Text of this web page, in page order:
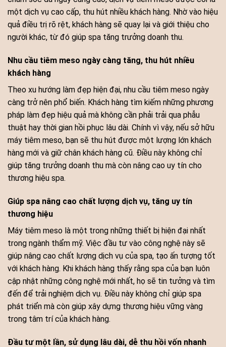
một dịch vụ cao cấp, thu hút nhiều khách hàng. Nhờ vào hiệu
quả điều trị rõ rệt, khách hàng sẽ quay lại và giới thiệu cho
người khác, từ đó giúp spa tăng trưởng doanh thu.
Nhu cầu tiêm meso ngày càng tăng, thu hút nhiều
khách hàng
Theo xu hướng làm đẹp hiện đại, nhu cầu tiêm meso ngày
càng trở nên phổ biến. Khách hàng tìm kiếm những phương
pháp làm đẹp hiệu quả mà không cần phải trải qua phẫu
thuật hay thời gian hồi phục lâu dài. Chính vì vậy, nếu sở hữu
máy tiêm meso, bạn sẽ thu hút được một lượng lớn khách
hàng mới và giữ chân khách hàng cũ. Điều này không chỉ
giúp tăng trưởng doanh thu mà còn nâng cao uy tín cho
thương hiệu spa.
Giúp spa nâng cao chất lượng dịch vụ, tăng uy tín
thương hiệu
Máy tiêm meso là một trong những thiết bị hiện đại nhất
trong ngành thẩm mỹ. Việc đầu tư vào công nghệ này sẽ
giúp nâng cao chất lượng dịch vụ của spa, tạo ấn tượng tốt
với khách hàng. Khi khách hàng thấy rằng spa của bạn luôn
cập nhật những công nghệ mới nhất, họ sẽ tin tưởng và tìm
đến để trải nghiệm dịch vụ. Điều này không chỉ giúp spa
phát triển mà còn giúp xây dựng thương hiệu vững vàng
trong tâm trí của khách hàng.
Đầu tư một lần, sử dụng lâu dài, dễ thu hồi vốn nhanh